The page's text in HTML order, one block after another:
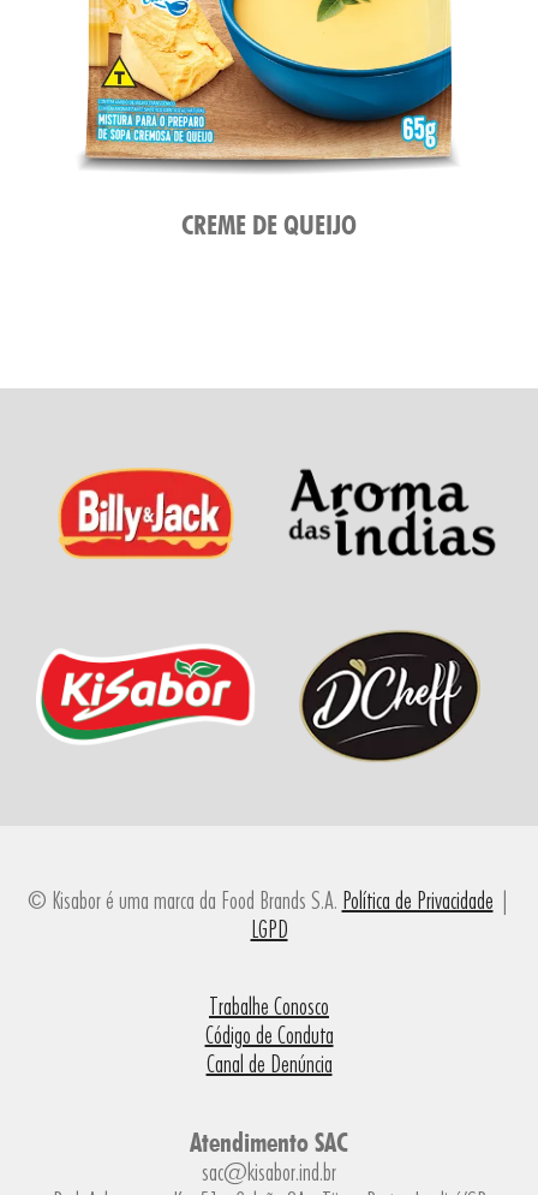
CREME DE QUEIJO
© Kisabor é uma marca da Food Brands S.A. Política de Privacidade |
LGPD
Trabalhe Conosco
Código de Conduta
Canal de Denúncia
Atendimento SAC
sac@kisabor.ind.br